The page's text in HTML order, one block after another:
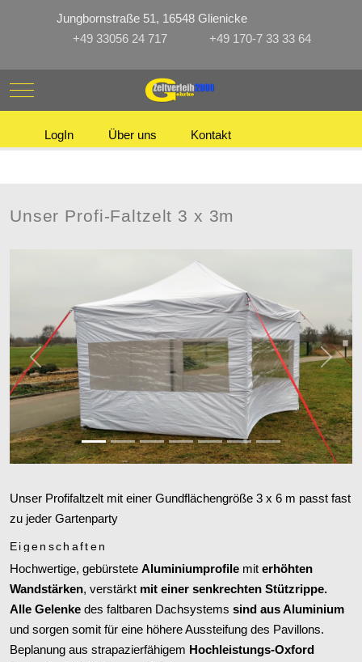
Jungbornstraße 51, 16548 Glienicke
+49 33056 24 717
+49 170-7 33 33 64
Mobile Menu Toggle
LogIn Über uns Kontakt
Unser Profi-Faltzelt 3 x 3m
Zurück Weiter
Unser Profifaltzelt mit einer Gundflächengröße 3 x 6 m passt fast
zu jeder Gartenparty
Eigenschaften
Hochwertige, gebürstete Aluminiumprofile mit erhöhten
Wandstärken, verstärkt mit einer senkrechten Stützrippe.
Alle Gelenke des faltbaren Dachsystems sind aus Aluminium
und sorgen somit für eine höhere Aussteifung des Pavillons.
Beplanung aus strapazierfähigem Hochleistungs-Oxford